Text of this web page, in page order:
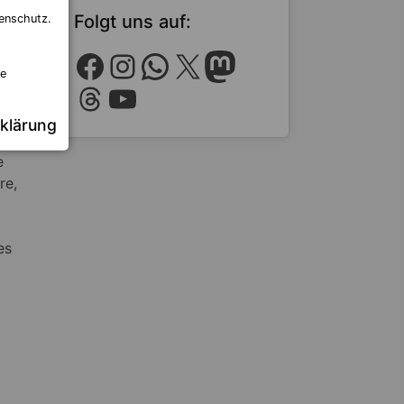
Folgt uns auf:
Facebook
Instagram
WhatsApp
X Mastodon
Threads
YouTube